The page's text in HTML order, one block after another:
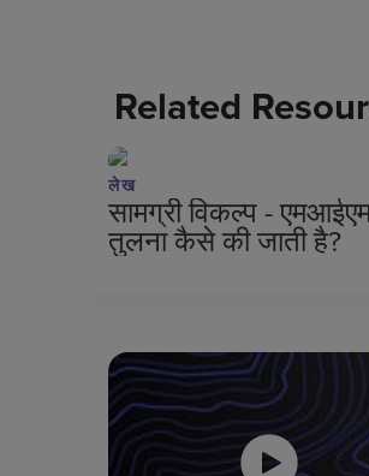
Related
लेख
सामग्री विकल्प -
तुलना कैसे की जाती है?